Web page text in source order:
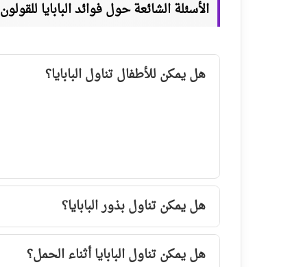
الأسئلة الشائعة حول فوائد البابايا للقولون
هل يمكن للأطفال تناول البابايا؟
هل يمكن تناول بذور البابايا؟
هل يمكن تناول البابايا أثناء الحمل؟